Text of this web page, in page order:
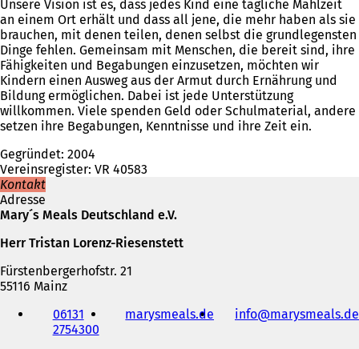
Unsere Vision ist es, dass jedes Kind eine tägliche Mahlzeit
an einem Ort erhält und dass all jene, die mehr haben als sie
brauchen, mit denen teilen, denen selbst die grundlegensten
Dinge fehlen. Gemeinsam mit Menschen, die bereit sind, ihre
Fähigkeiten und Begabungen einzusetzen, möchten wir
Kindern einen Ausweg aus der Armut durch Ernährung und
Bildung ermöglichen. Dabei ist jede Unterstützung
willkommen. Viele spenden Geld oder Schulmaterial, andere
setzen ihre Begabungen, Kenntnisse und ihre Zeit ein.
Gegründet: 2004
Vereinsregister: VR 40583
Kontakt
Adresse
Mary´s Meals Deutschland e.V.
Herr Tristan Lorenz-Riesenstett
Fürstenbergerhofstr. 21
55116 Mainz
Fax
06131
2754300
marysmeals.de info marysmeals de